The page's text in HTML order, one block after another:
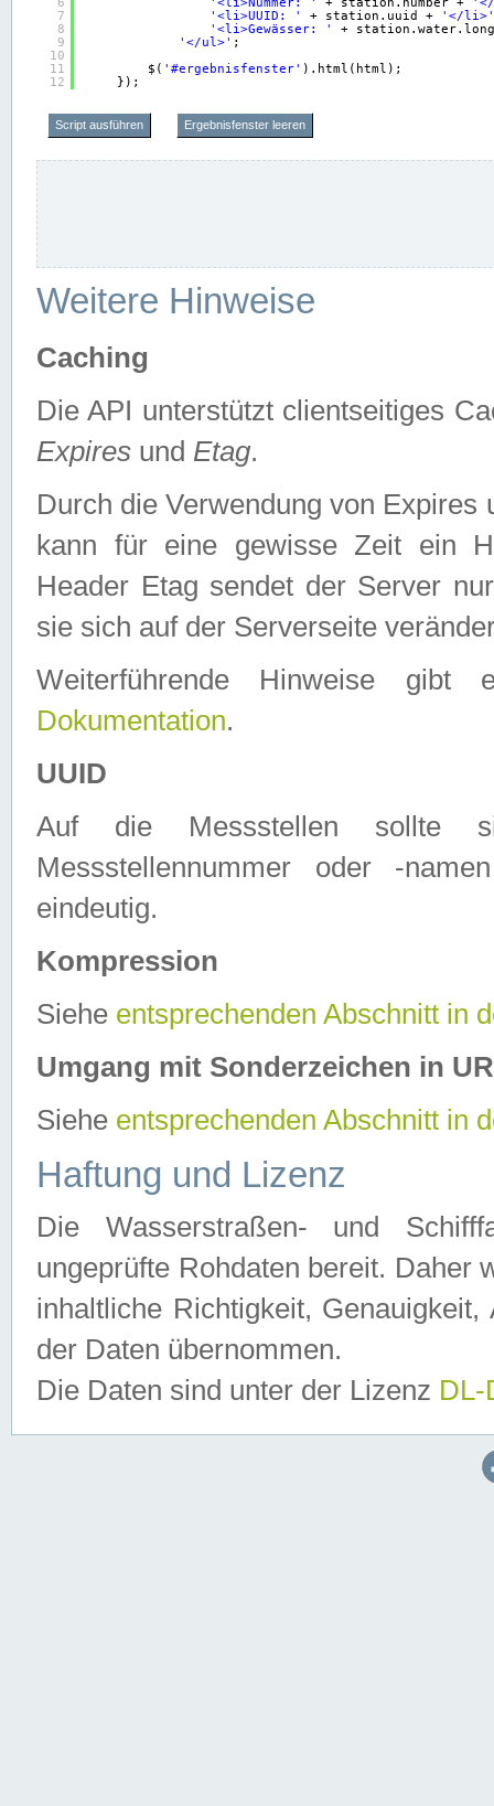
7
8
9
10
11
12
'<li>UUID: '
+ station.uuid +
'</li>'
'<li>Gewässer: '
+
'</ul>' ;
$( '#ergebnisfenster' ).html(html);
});
Script ausführen Ergebnisfenster leeren
Weitere Hinweise
Caching
Die API unterstützt clientseitiges
Expires und Etag.
Durch die Verwendung von
kann für eine gewisse Zeit ein
Header Etag sendet der Server
sie sich auf der Serverseite
Weiterführende Hinweise
Dokumentation.
UUID
Auf die Messstellen sollte
Messstellennummer oder -
eindeutig.
Kompression
Siehe entsprechenden Abschnitt in
Umgang mit Sonderzeichen in
Siehe entsprechenden Abschnitt in
Haftung und Lizenz
Die Wasserstraßen- und
ungeprüfte Rohdaten bereit. Daher
inhaltliche Richtigkeit,
der Daten übernommen.
Die Daten sind unter der Lizenz